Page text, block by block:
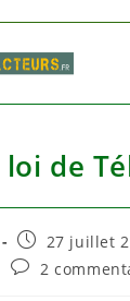
loi de
Publication
publiée :
27 juillet
Commentaires
2